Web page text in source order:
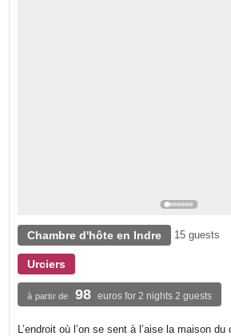
Chambre d'hôte en Indre 15 guests
Urciers
à partir de 98 euros for 2 nights 2 guests
L’endroit où l’on se sent à l’aise la maison